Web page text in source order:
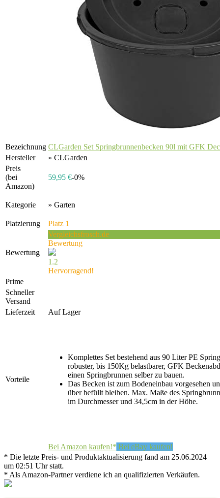
Bezeichnung CLGarden Set Springbrunnenbecken 90l mit GFK
Hersteller
» CLGarden
Preis
(bei
Amazon)
59,95 €-0%
Kategorie » Garten
Platzierung Platz 1
Bewertung
Vergleichsfrosch.de
Bewertung
1.2
Hervorragend!
Prime
Schneller
Versand
Lieferzeit
Auf Lager
Vorteile
Komplettes Set bestehend aus 90 Liter PE
robuster, bis 150Kg belastbarer, GFK
einen Springbrunnen selber zu bauen.
Das Becken ist zum Bodeneinbau vorgesehen
über befüllt bleiben. Max. Maße des
im Durchmesser und 34,5cm in der Höhe.
Bei Amazon kaufen!* Bei eBay kaufen!
* Die letzte Preis- und Produktaktualisierung fand am 25.06.2024
um 02:51 Uhr statt.
* Als Amazon-Partner verdiene ich an qualifizierten Verkäufen.